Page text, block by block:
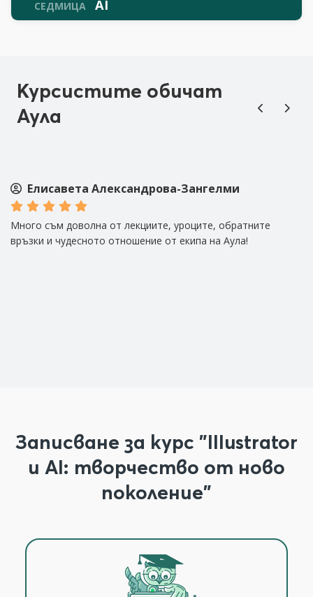
СЕДМИЦА AI
Курсистите обичат
Аула
Елисавета Александрова-Зангелми
Много съм доволна от лекциите, уроците, обратните
връзки и чудесното отношение от екипа на Аула!
Записване за курс "Illustrator
и AI: творчество от ново
поколение"